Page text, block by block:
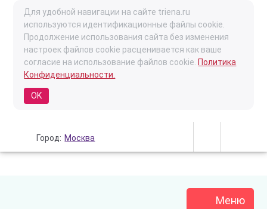
Для удобной навигации на сайте triena.ru
используются идентификационные файлы cookie.
Продолжение использования сайта без изменения
настроек файлов cookie расценивается как ваше
согласие на использование файлов cookie. Политика
Конфиденциальности.
OK
Город: Москва
Меню